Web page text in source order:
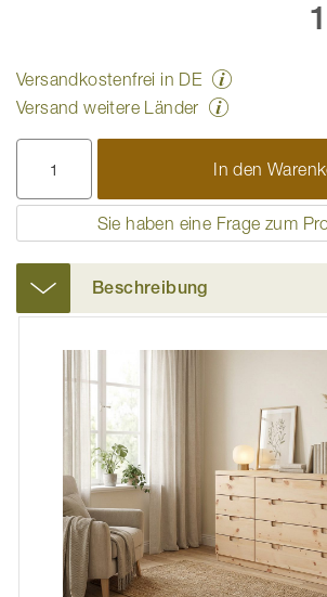
Versandkostenfrei in DE
Versand weitere Länder
In den
Sie haben eine Frage zum
Beschreibung